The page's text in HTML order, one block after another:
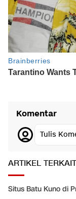
Komentar
Tulis
ARTIKEL TERKAIT
Situs Batu Kuno di